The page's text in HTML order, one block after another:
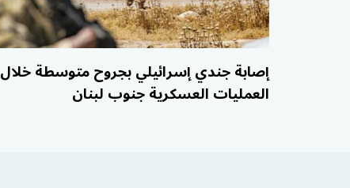
إصابة جندي إسرائيلي بجروح متوسطة خلال
العمليات العسكرية جنوب لبنان